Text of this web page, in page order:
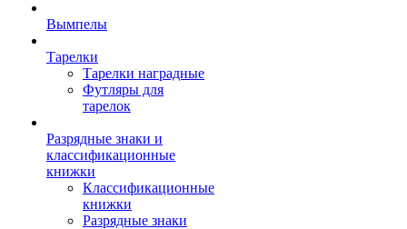
Вымпелы
Тарелки
Тарелки наградные
Футляры для
тарелок
Разрядные знаки и
классификационные
книжки
Классификационные
книжки
Разрядные знаки